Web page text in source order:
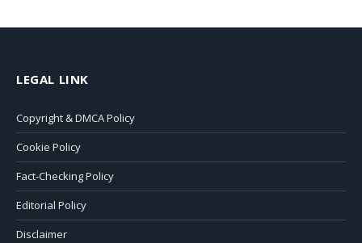
LEGAL LINK
Copyright & DMCA Policy
Cookie Policy
Fact-Checking Policy
Editorial Policy
Disclaimer